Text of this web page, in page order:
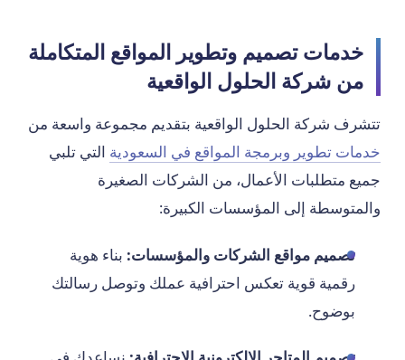
خدمات تصميم وتطوير المواقع المتكاملة
من شركة الحلول الواقعية
تتشرف شركة الحلول الواقعية بتقديم مجموعة واسعة من
خدمات تطوير وبرمجة المواقع في السعودية التي تلبي
جميع متطلبات الأعمال، من الشركات الصغيرة
والمتوسطة إلى المؤسسات الكبيرة:
تصميم مواقع الشركات والمؤسسات: بناء هوية
رقمية قوية تعكس احترافية عملك وتوصل رسالتك
بوضوح.